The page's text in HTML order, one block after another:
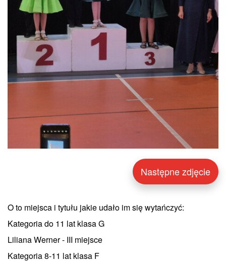
Następne zdjęcie
O to miejsca i tytułu jakie udało im się wytańczyć:
Kategoria do 11 lat klasa G
Liliana Werner - III miejsce
Kategoria 8-11 lat klasa F